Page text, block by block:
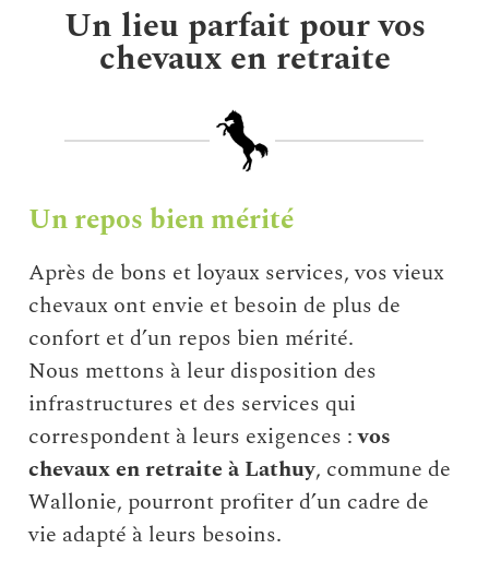
Un lieu parfait pour vos
chevaux en retraite
Un repos bien mérité
Après de bons et loyaux services, vos vieux
chevaux ont envie et besoin de plus de
confort et d’un repos bien mérité.
Nous mettons à leur disposition des
infrastructures et des services qui
correspondent à leurs exigences :vos
chevaux en retraite à Lathuy, commune de
Wallonie, pourront profiter d’un cadre de
vie adapté à leurs besoins.